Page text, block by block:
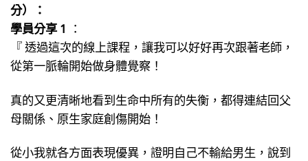
分）：
學員分享 1 ：
『 透過這次的線上課程，讓我可以好好再次跟著老師，
從第一脈輪開始做身體覺察！
真的又更清晰地看到生命中所有的失衡，都得連結回父
母關係、原生家庭創傷開始！
從小我就各方面表現優異，證明自己不輸給男生，說到